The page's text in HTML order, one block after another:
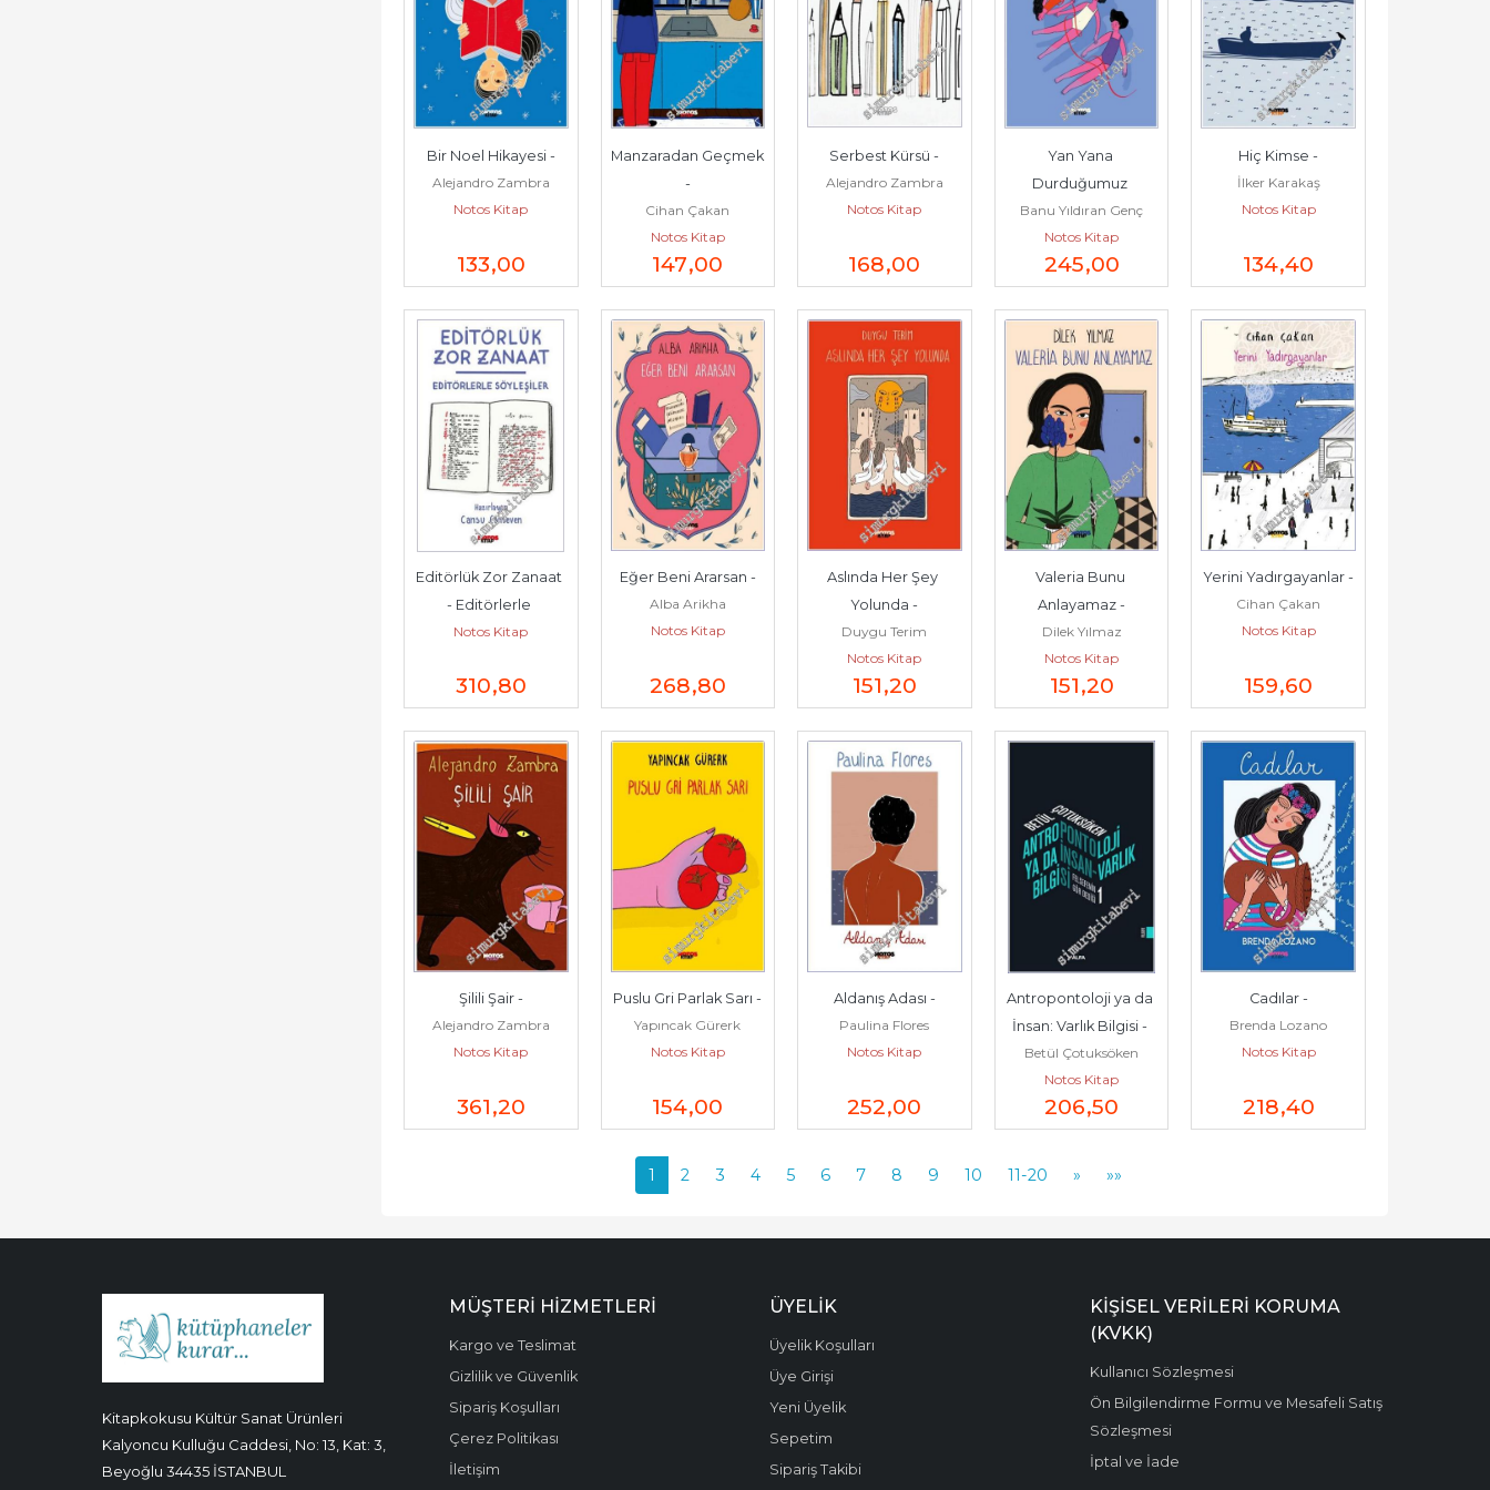
Bir Noel Hikayesi -
Alejandro Zambra
Notos Kitap
133,00
Manzaradan Geçmek
-
Cihan Çakan
Notos Kitap
147,00
Serbest Kürsü -
Alejandro Zambra
Notos Kitap
168,00
Yan Yana
Durduğumuz
Zamanlar -
Banu Yıldıran Genç
Notos Kitap
245,00
Hiç Kimse -
İlker Karakaş
Notos Kitap
134,40
Editörlük Zor Zanaat
- Editörlerle
Söyleşiler -
Notos Kitap
310,80
Eğer Beni Ararsan -
Alba Arikha
Notos Kitap
268,80
Aslında Her Şey
Yolunda -
Duygu Terim
Notos Kitap
151,20
Valeria Bunu
Anlayamaz -
Dilek Yılmaz
Notos Kitap
151,20
Yerini Yadırgayanlar -
Cihan Çakan
Notos Kitap
159,60
Şilili Şair -
Alejandro Zambra
Notos Kitap
361,20
Puslu Gri Parlak Sarı -
Yapıncak Gürerk
Notos Kitap
154,00
Aldanış Adası -
Paulina Flores
Notos Kitap
252,00
Antropontoloji ya da
İnsan: Varlık Bilgisi -
Felsefenin Gör
Dediği 1 -
Betül Çotuksöken
Notos Kitap
206,50
Cadılar -
Brenda Lozano
Notos Kitap
218,40
1 2 3 4 5 6 7 8 9 10 11-20 » »»
Kitapkokusu Kültür Sanat Ürünleri
Kalyoncu Kulluğu Caddesi, No: 13, Kat: 3,
Beyoğlu 34435 İSTANBUL
MÜŞTERI HIZMETLERI
Kargo ve Teslimat
Gizlilik ve Güvenlik
Sipariş Koşulları
Çerez Politikası
İletişim
ÜYELIK
Üyelik Koşulları
Üye Girişi
Yeni Üyelik
Sepetim
Sipariş Takibi
KIŞISEL VERILERI KORUMA
(KVKK)
Kullanıcı Sözleşmesi
Ön Bilgilendirme Formu ve Mesafeli Satış
Sözleşmesi
İptal ve İade